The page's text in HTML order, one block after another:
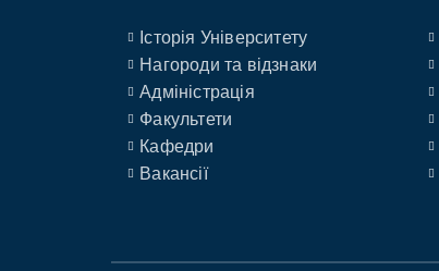
Історія Університету
Нагороди та відзнаки
Адміністрація
Факультети
Кафедри
Вакансії